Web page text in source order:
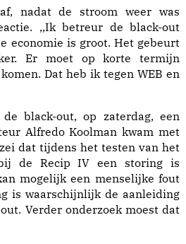
nadat de stroom weer was
,,Ik betreur de black-out
economie is groot. Het gebeurt
Er moet op korte termijn
Dat heb ik tegen WEB en
black-out, op zaterdag, een
Alfredo Koolman kwam met
dat tijdens het testen van het
de Recip IV een storing is
mogelijk een menselijke fout
is waarschijnlijk de aanleiding
Verder onderzoek moest dat